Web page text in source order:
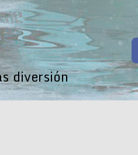
diversión